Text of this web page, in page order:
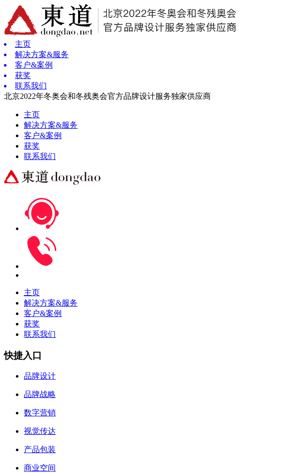
主页
解决方案&服务
客户&案例
获奖
联系我们
北京2022年冬奥会和冬残奥会官方品牌设计服务独家供应商
主页
解决方案&服务
客户&案例
获奖
联系我们
主页
解决方案&服务
客户&案例
获奖
联系我们
快捷入口
品牌设计
品牌战略
数字营销
视觉传达
产品包装
商业空间